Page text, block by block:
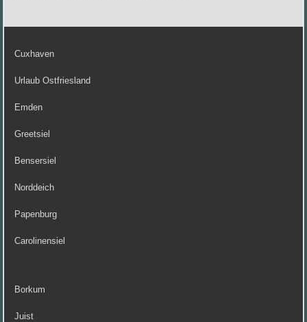
Cuxhaven
Urlaub Ostfriesland
Emden
Greetsiel
Bensersiel
Norddeich
Papenburg
Carolinensiel
Borkum
Juist